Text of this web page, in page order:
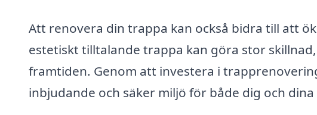
Att renovera din trappa kan också bidra till att
estetiskt tilltalande trappa kan göra stor
framtiden. Genom att investera i
inbjudande och säker miljö för både dig och dina